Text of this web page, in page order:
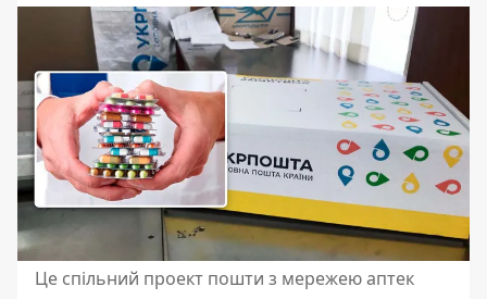
Це спільний проект пошти з мережею аптек